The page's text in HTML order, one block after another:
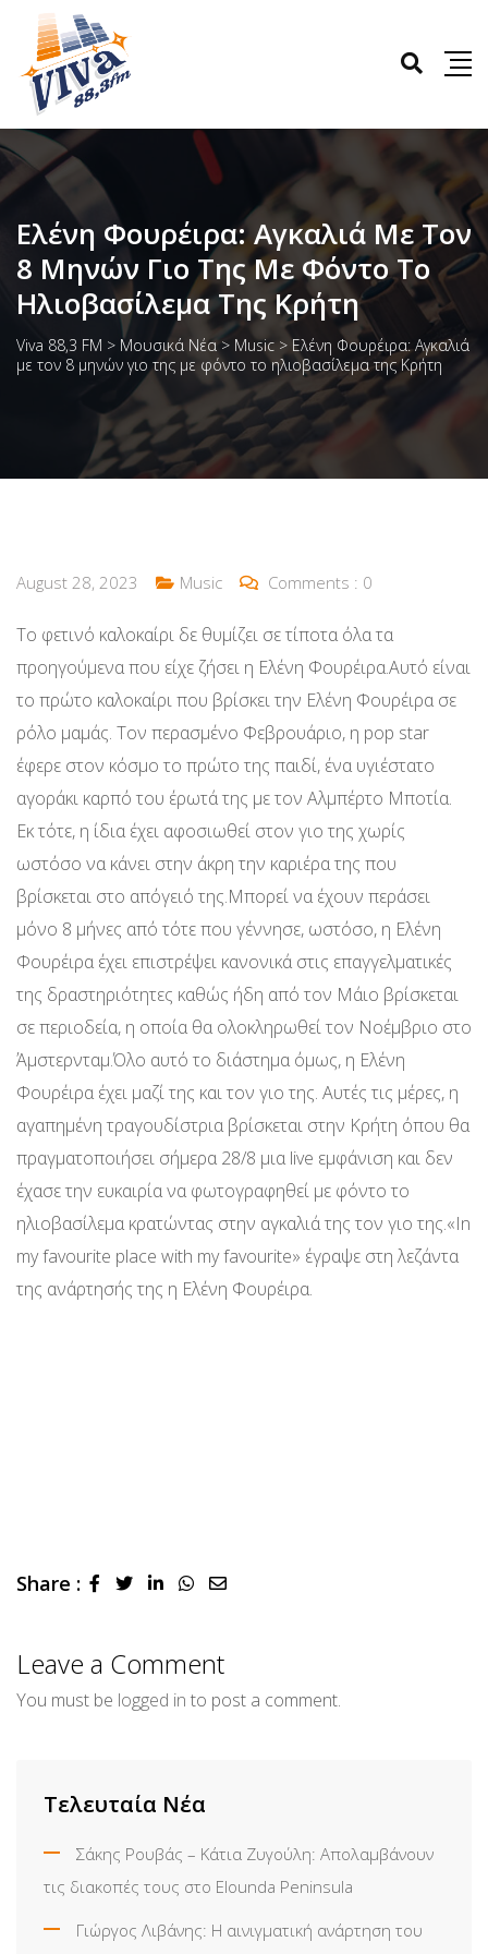
Ελένη Φουρέιρα: Aγκαλιά Με Τον
8 Μηνών Γιο Της Με Φόντο Το
Ηλιοβασίλεμα Της Κρήτη
Viva 88,3 FM > Μουσικά Νέα > Music > Ελένη Φουρέιρα: Aγκαλιά
με τον 8 μηνών γιο της με φόντο το ηλιοβασίλεμα της Κρήτη
August 28, 2023 Music Comments : 0
Το φετινό καλοκαίρι δε θυμίζει σε τίποτα όλα τα
προηγούμενα που είχε ζήσει η Ελένη Φουρέιρα.Αυτό είναι
το πρώτο καλοκαίρι που βρίσκει την Ελένη Φουρέιρα σε
ρόλο μαμάς. Τον περασμένο Φεβρουάριο, η pop star
έφερε στον κόσμο το πρώτο της παιδί, ένα υγιέστατο
αγοράκι καρπό του έρωτά της με τον Αλμπέρτο Μποτία.
Εκ τότε, η ίδια έχει αφοσιωθεί στον γιο της χωρίς
ωστόσο να κάνει στην άκρη την καριέρα της που
βρίσκεται στο απόγειό της.Μπορεί να έχουν περάσει
μόνο 8 μήνες από τότε που γέννησε, ωστόσο, η Ελένη
Φουρέιρα έχει επιστρέψει κανονικά στις επαγγελματικές
της δραστηριότητες καθώς ήδη από τον Μάιο βρίσκεται
σε περιοδεία, η οποία θα ολοκληρωθεί τον Νοέμβριο στο
Άμστερνταμ.Όλο αυτό το διάστημα όμως, η Ελένη
Φουρέιρα έχει μαζί της και τον γιο της. Αυτές τις μέρες, η
αγαπημένη τραγουδίστρια βρίσκεται στην Κρήτη όπου θα
πραγματοποιήσει σήμερα 28/8 μια live εμφάνιση και δεν
έχασε την ευκαιρία να φωτογραφηθεί με φόντο το
ηλιοβασίλεμα κρατώντας στην αγκαλιά της τον γιο της.«In
my favourite place with my favourite» έγραψε στη λεζάντα
της ανάρτησής της η Ελένη Φουρέιρα.
Share : LinkedInWhatsapp
Share
Leave a Comment
You must be logged in to post a comment.
Τελευταία Νέα
Σάκης Ρουβάς – Κάτια Ζυγούλη: Απολαμβάνουν
τις διακοπές τους στο Elounda Peninsula
Γιώργος Λιβάνης: Η αινιγματική ανάρτηση του